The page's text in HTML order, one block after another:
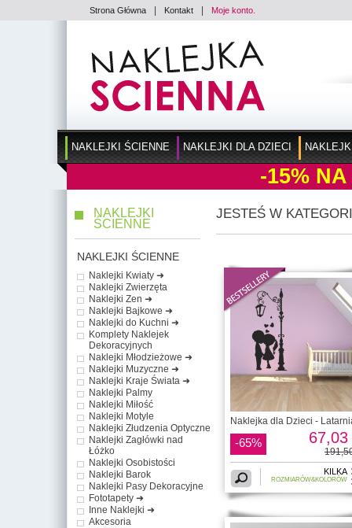
Strona Główna Kontakt Moje konto.
NAKLEJKI ŚCIENNE NAKLEJKI DLA DZIECI
-15% NA
NAKLEJKI
ŚCIENNE
NAKLEJKI ŚCIENNE
Naklejki Kwiaty ➜
Naklejki Zwierzęta
Naklejki Zen ➜
Naklejki Bajkowe ➜
Naklejki do Kuchni ➜
Komplety Naklejek
Dekoracyjnych
Naklejki Młodzieżowe ➜
Naklejki Muzyczne ➜
Naklejki Kraje Świata ➜
Naklejki Palmy
Naklejki Miłość
Naklejki Motyle
Naklejki Złudzenia Optyczne
Naklejki Zagłówki nad
Łóżko
Naklejki Osobistości
Naklejki Barok
Naklejki Pasy Dekoracyjne
Fototapety ➜
Inne Naklejki ➜
Akcesoria
JESTEŚ W
Naklejka dla Dzieci -
-65% 67,03
KILKA
ROZMIARÓW&KOLORÓW